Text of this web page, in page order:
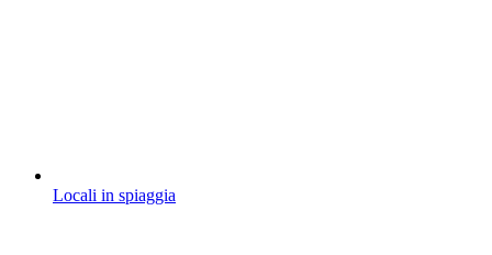
Locali in spiaggia